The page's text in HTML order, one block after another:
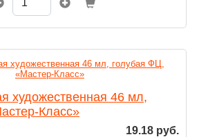
и других.
художественная 46 мл,
Класс»
19.18 руб.